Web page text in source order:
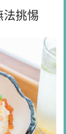
法挑惕